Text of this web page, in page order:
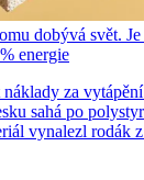
dobývá svět.
energie
za
sahá po
vynalezl rodák